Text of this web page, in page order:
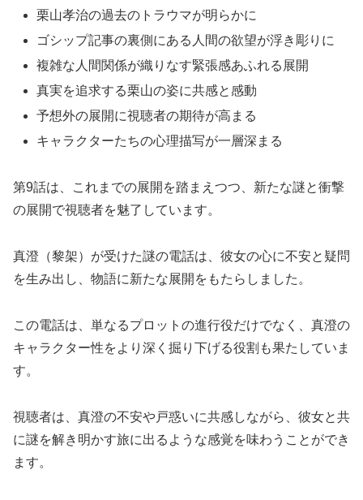
栗山孝治の過去のトラウマが明らかに
ゴシップ記事の裏側にある人間の欲望が浮き彫りに
複雑な人間関係が織りなす緊張感あふれる展開
真実を追求する栗山の姿に共感と感動
予想外の展開に視聴者の期待が高まる
キャラクターたちの心理描写が一層深まる
第9話は、これまでの展開を踏まえつつ、新たな謎と衝撃
の展開で視聴者を魅了しています。
真澄（黎架）が受けた謎の電話は、彼女の心に不安と疑問
を生み出し、物語に新たな展開をもたらしました。
この電話は、単なるプロットの進行役だけでなく、真澄の
キャラクター性をより深く掘り下げる役割も果たしていま
す。
視聴者は、真澄の不安や戸惑いに共感しながら、彼女と共
に謎を解き明かす旅に出るような感覚を味わうことができ
ます。